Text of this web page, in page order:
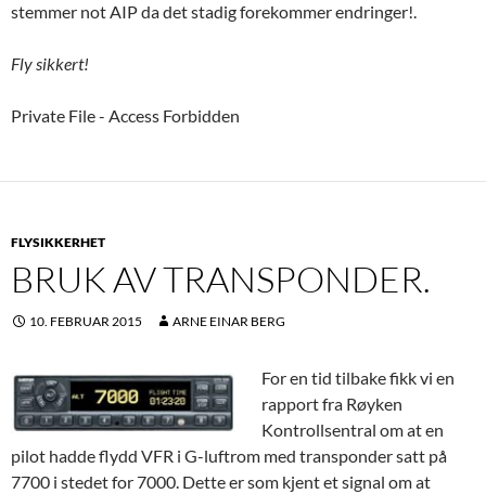
stemmer not AIP da det stadig forekommer endringer!.
Fly sikkert!
Private File - Access Forbidden
FLYSIKKERHET
BRUK AV TRANSPONDER.
10. FEBRUAR 2015 ARNE EINAR BERG
For en tid tilbake fikk vi en
rapport fra Røyken
Kontrollsentral om at en
pilot hadde flydd VFR i G-luftrom med transponder satt på
7700 i stedet for 7000. Dette er som kjent et signal om at